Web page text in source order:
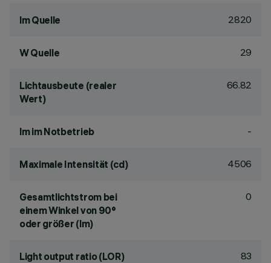
lm Quelle 2820
W Quelle 29
Lichtausbeute (realer
Wert)
66.82
lm im Notbetrieb -
Maximale Intensität (cd) 4506
Gesamtlichtstrom bei
einem Winkel von 90°
oder größer (lm)
0
Light output ratio (LOR) 83